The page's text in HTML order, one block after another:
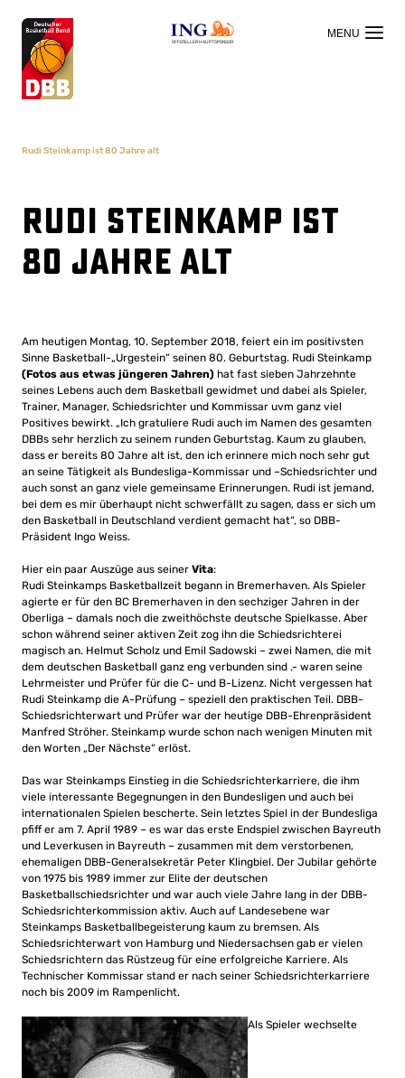
OFFIZIELLER HAUPTSPONSOR
Rudi Steinkamp ist 80 Jahre alt
Rudi Steinkamp ist
80 Jahre alt
Am heutigen Montag, 10. September 2018, feiert ein im positivsten
Sinne Basketball-„Urgestein“ seinen 80. Geburtstag. Rudi Steinkamp
(Fotos aus etwas jüngeren Jahren) hat fast sieben Jahrzehnte
seines Lebens auch dem Basketball gewidmet und dabei als Spieler,
Trainer, Manager, Schiedsrichter und Kommissar uvm ganz viel
Positives bewirkt. „Ich gratuliere Rudi auch im Namen des gesamten
DBBs sehr herzlich zu seinem runden Geburtstag. Kaum zu glauben,
dass er bereits 80 Jahre alt ist, den ich erinnere mich noch sehr gut
an seine Tätigkeit als Bundesliga-Kommissar und –Schiedsrichter und
auch sonst an ganz viele gemeinsame Erinnerungen. Rudi ist jemand,
bei dem es mir überhaupt nicht schwerfällt zu sagen, dass er sich um
den Basketball in Deutschland verdient gemacht hat“, so DBB-
Präsident Ingo Weiss.
Hier ein paar Auszüge aus seiner Vita:
Rudi Steinkamps Basketballzeit begann in Bremerhaven. Als Spieler
agierte er für den BC Bremerhaven in den sechziger Jahren in der
Oberliga – damals noch die zweithöchste deutsche Spielkasse. Aber
schon während seiner aktiven Zeit zog ihn die Schiedsrichterei
magisch an. Helmut Scholz und Emil Sadowski – zwei Namen, die mit
dem deutschen Basketball ganz eng verbunden sind .- waren seine
Lehrmeister und Prüfer für die C- und B-Lizenz. Nicht vergessen hat
Rudi Steinkamp die A-Prüfung – speziell den praktischen Teil. DBB-
Schiedsrichterwart und Prüfer war der heutige DBB-Ehrenpräsident
Manfred Ströher. Steinkamp wurde schon nach wenigen Minuten mit
den Worten „Der Nächste“ erlöst.
Das war Steinkamps Einstieg in die Schiedsrichterkarriere, die ihm
viele interessante Begegnungen in den Bundesligen und auch bei
internationalen Spielen bescherte. Sein letztes Spiel in der Bundesliga
pfiff er am 7. April 1989 – es war das erste Endspiel zwischen Bayreuth
und Leverkusen in Bayreuth – zusammen mit dem verstorbenen,
ehemaligen DBB-Generalsekretär Peter Klingbiel. Der Jubilar gehörte
von 1975 bis 1989 immer zur Elite der deutschen
Basketballschiedsrichter und war auch viele Jahre lang in der DBB-
Schiedsrichterkommission aktiv. Auch auf Landesebene war
Steinkamps Basketballbegeisterung kaum zu bremsen. Als
Schiedsrichterwart von Hamburg und Niedersachsen gab er vielen
Schiedsrichtern das Rüstzeug für eine erfolgreiche Karriere. Als
Technischer Kommissar stand er nach seiner Schiedsrichterkarriere
noch bis 2009 im Rampenlicht.
Als Spieler wechselte